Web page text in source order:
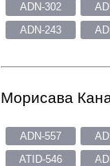
ADN-302
ADN-243
Морисава
ADN-557
ATID-546